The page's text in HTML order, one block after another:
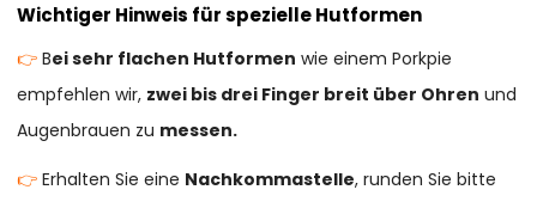
Wichtiger Hinweis für spezielle Hutformen
👉Bei sehr flachen Hutformen wie einem Porkpie
empfehlen wir, zwei bis drei Finger breit über Ohren und
Augenbrauen zu messen.
👉Erhalten Sie eine Nachkommastelle, runden Sie bitte